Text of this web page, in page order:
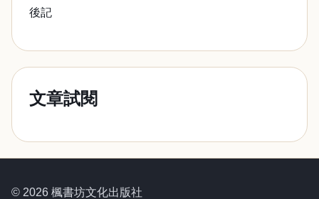
後記
文章試閱
© 2026 楓書坊文化出版社